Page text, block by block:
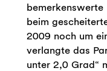
beim
2009 noch um
verlangte das
unter 2,0 Grad“